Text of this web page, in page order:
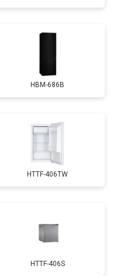
HBM-686B
HTTF-406TW
HTTF-406S